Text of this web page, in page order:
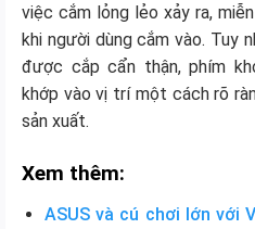
việc cắm lỏng lẻo xảy ra,
khi người dùng cắm vào. Tuy
được cắp cẩn thận, phím
khớp vào vị trí một cách rõ
sản xuất.
Xem thêm:
ASUS và cú chơi lớn với